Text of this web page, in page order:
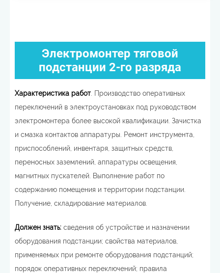
Электромонтер тяговой
подстанции 2-го разряда
Характеристика работ . Производство оперативных
переключений в электроустановках под руководством
электромонтера более высокой квалификации. Зачистка
и смазка контактов аппаратуры. Ремонт инструмента,
приспособлений, инвентаря, защитных средств,
переносных заземлений, аппаратуры освещения,
магнитных пускателей. Выполнение работ по
содержанию помещения и территории подстанции.
Получение, складирование материалов.
Должен знать: сведения об устройстве и назначении
оборудования подстанции; свойства материалов,
применяемых при ремонте оборудования подстанций;
порядок оперативных переключений; правила